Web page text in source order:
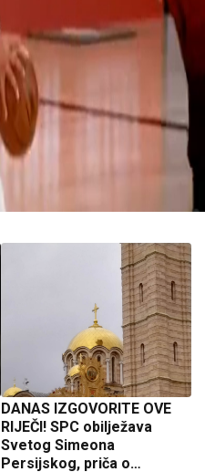
DANAS IZGOVORITE OVE
RIJEČI! SPC obilježava
Svetog Simeona
Persijskog, priča o